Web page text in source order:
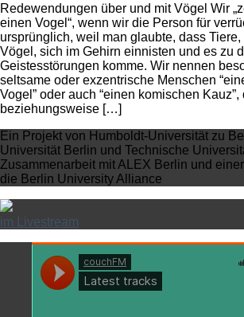
Redewendungen über und mit Vögel Wir
einen Vogel“, wenn wir die Person für
ursprünglich, weil man glaubte, dass
Vögel, sich im Gehirn einnisten und es zu
Geistesstörungen komme. Wir nennen
seltsame oder exzentrische Menschen
Vogel” oder auch “einen komischen
beziehungsweise […]
Ein Projekt von Humboldt-Universität zu
Universität Berlin und Technische
Zusammenarbeit mit ALEX Berlin und
die Berlin University Alliance
im Livestream